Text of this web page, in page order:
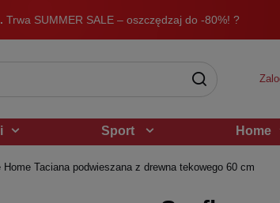
Trwa SUMMER SALE – oszczędzaj do -80%! ?
Sport Home
Taciana podwieszana z drewna tekowego 60 cm